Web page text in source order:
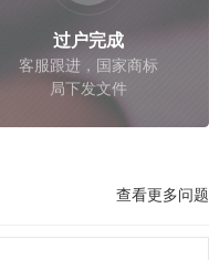
过户完成
客服跟进，国家商标
局下发文件
查看更多问题